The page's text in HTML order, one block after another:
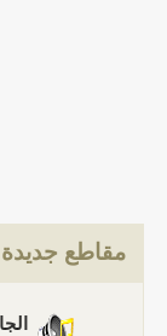
مقاطع جديدة